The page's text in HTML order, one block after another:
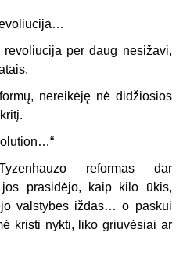
per daug nesižavi,
nereikėję nė didžiosios
reformas dar
prasidėjo, kaip kilo ūkis,
valstybės iždas… o paskui
kristi nykti, liko griuvėsiai ar